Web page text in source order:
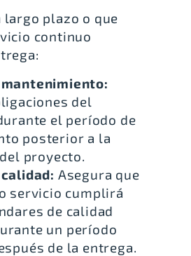
largo plazo o que
continuo
del
el período de
posterior a la
proyecto.
Asegura que
servicio cumplirá
de calidad
un período
de la entrega.